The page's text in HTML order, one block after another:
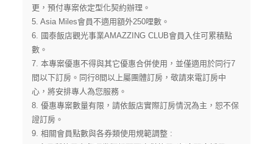
更，預付專案依定型化契約辦理。
5. Asia Miles會員不適用額外250哩數。
6. 國泰飯店觀光事業AMAZZING CLUB會員入住可累積點
數。
7. 本專案優惠不得與其它優惠合併使用，並僅適用於同行7
間以下訂房。同行8間以上屬團體訂房，敬請來電訂房中
心，將安排專人為您服務。
8. 優惠專案數量有限，請依飯店實際訂房情況為主，恕不保
證訂房。
9. 相關會員點數與各券類使用規範調整 :